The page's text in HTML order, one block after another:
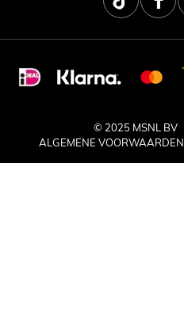
© 2025 MSNL BV
ALGEMENE VOORWAARDEN